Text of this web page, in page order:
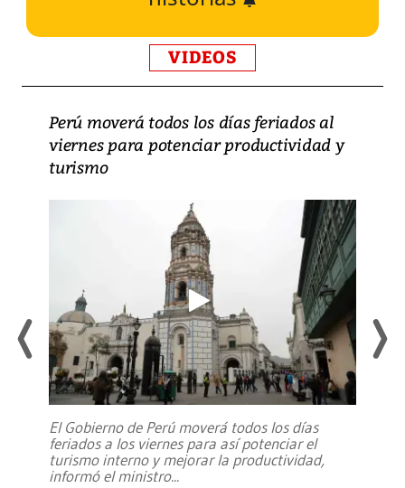
VIDEOS
Perú moverá todos los días feriados al
viernes para potenciar productividad y
turismo
El Gobierno de Perú moverá todos los días
feriados a los viernes para así potenciar el
turismo interno y mejorar la productividad,
informó el ministro...